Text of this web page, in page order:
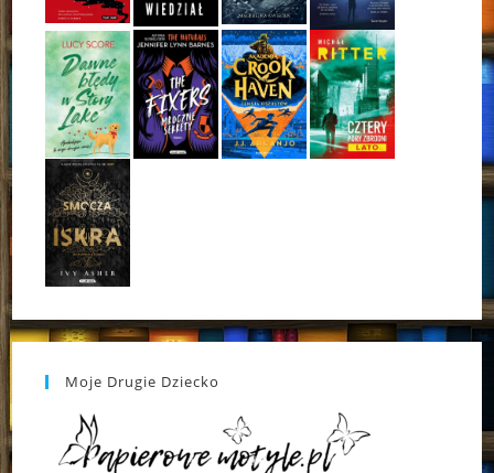
Moje Drugie Dziecko